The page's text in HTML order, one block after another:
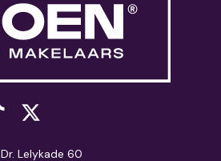
Dr. Lelykade 60